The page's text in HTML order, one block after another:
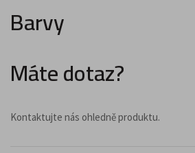
Barvy
Máte dotaz?
Kontaktujte nás ohledně produktu.